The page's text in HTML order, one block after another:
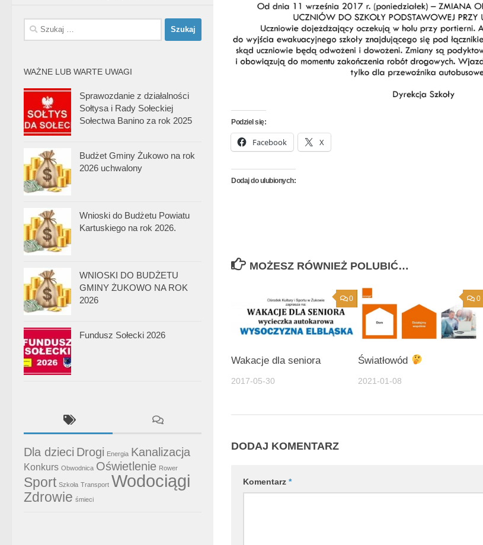
Podziel się:
Facebook X
Dodaj do ulubionych:
MOŻESZ RÓWNIEŻ POLUBIĆ…
0
Wakacje dla seniora
2017-05-30
0
Światłowód
2021-01-08
DODAJ KOMENTARZ
Komentarz *
Szukaj:
WAŻNE LUB WARTE UWAGI
Sprawozdanie z działalności
Sołtysa i Rady Sołeckiej
Sołectwa Banino za rok 2025
Budżet Gminy Żukowo na rok
2026 uchwalony
Wnioski do Budżetu Powiatu
Kartuskiego na rok 2026.
WNIOSKI DO BUDŻETU
GMINY ŻUKOWO NA ROK
2026
Fundusz Sołecki 2026
Dla dzieci Drogi Energia Kanalizacja
Konkurs Obwodnica Oświetlenie Rower
Sport Szkoła Transport Wodociągi
Zdrowie śmieci